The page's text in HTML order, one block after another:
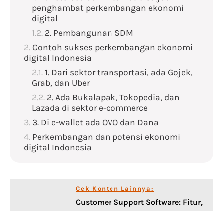
penghambat perkembangan ekonomi
digital
2. Pembangunan SDM
Contoh sukses perkembangan ekonomi
digital Indonesia
1. Dari sektor transportasi, ada Gojek,
Grab, dan Uber
2. Ada Bukalapak, Tokopedia, dan
Lazada di sektor e-commerce
3. Di e-wallet ada OVO dan Dana
Perkembangan dan potensi ekonomi
digital Indonesia
Cek Konten Lainnya:
Customer Support Software: Fitur,